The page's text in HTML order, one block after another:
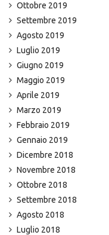
Ottobre 2019
Settembre 2019
Agosto 2019
Luglio 2019
Giugno 2019
Maggio 2019
Aprile 2019
Marzo 2019
Febbraio 2019
Gennaio 2019
Dicembre 2018
Novembre 2018
Ottobre 2018
Settembre 2018
Agosto 2018
Luglio 2018